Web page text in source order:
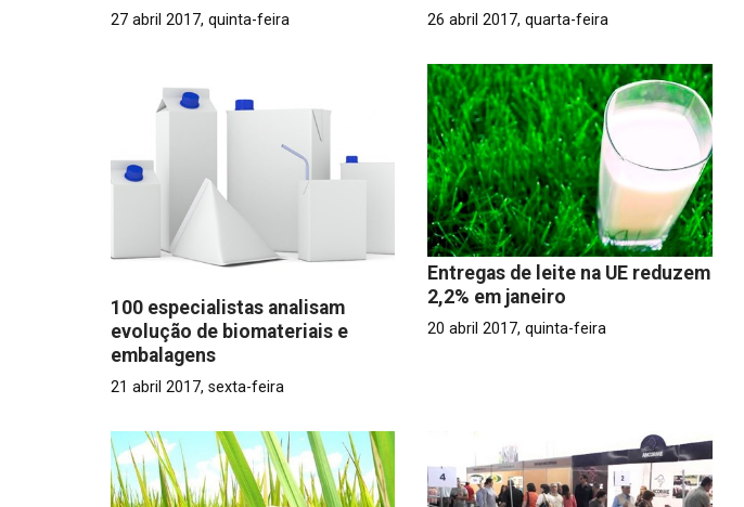
27 abril 2017, quinta-feira 26 abril 2017, quarta-feira
100 especialistas analisam
evolução de biomateriais e
embalagens
21 abril 2017, sexta-feira
Entregas de leite na UE reduzem
2,2% em janeiro
20 abril 2017, quinta-feira